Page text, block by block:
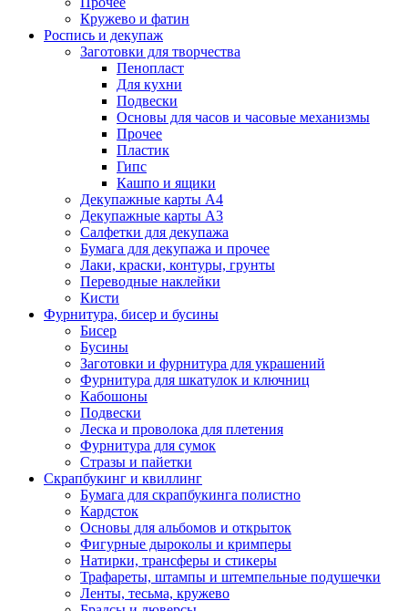
Кружево и фатин
Роспись и декупаж
Заготовки для творчества
Пенопласт
Для кухни
Подвески
Основы для часов и часовые механизмы
Прочее
Пластик
Гипс
Кашпо и ящики
Декупажные карты А4
Декупажные карты А3
Салфетки для декупажа
Бумага для декупажа и прочее
Лаки, краски, контуры, грунты
Переводные наклейки
Кисти
Фурнитура, бисер и бусины
Бисер
Бусины
Заготовки и фурнитура для украшений
Фурнитура для шкатулок и ключниц
Кабошоны
Подвески
Леска и проволока для плетения
Фурнитура для сумок
Стразы и пайетки
Скрапбукинг и квиллинг
Бумага для скрапбукинга полистно
Кардсток
Основы для альбомов и открыток
Фигурные дыроколы и кримперы
Натирки, трансферы и стикеры
Трафареты, штампы и штемпельные подушечки
Ленты, тесьма, кружево